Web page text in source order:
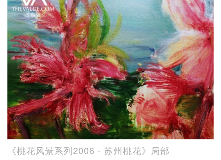
《桃花风景系列2006 - 苏州桃花》局部